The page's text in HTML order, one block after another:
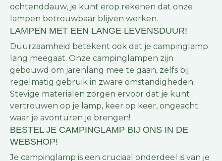
ochtenddauw, je kunt erop rekenen dat onze
lampen betrouwbaar blijven werken.
LAMPEN MET EEN LANGE LEVENSDUUR!
Duurzaamheid betekent ook dat je campinglamp
lang meegaat. Onze campinglampen zijn
gebouwd om jarenlang mee te gaan, zelfs bij
regelmatig gebruik in zware omstandigheden.
Stevige materialen zorgen ervoor dat je kunt
vertrouwen op je lamp, keer op keer, ongeacht
waar je avonturen je brengen!
BESTEL JE CAMPINGLAMP BIJ ONS IN DE
WEBSHOP!
Je campinglamp is een cruciaal onderdeel is van je